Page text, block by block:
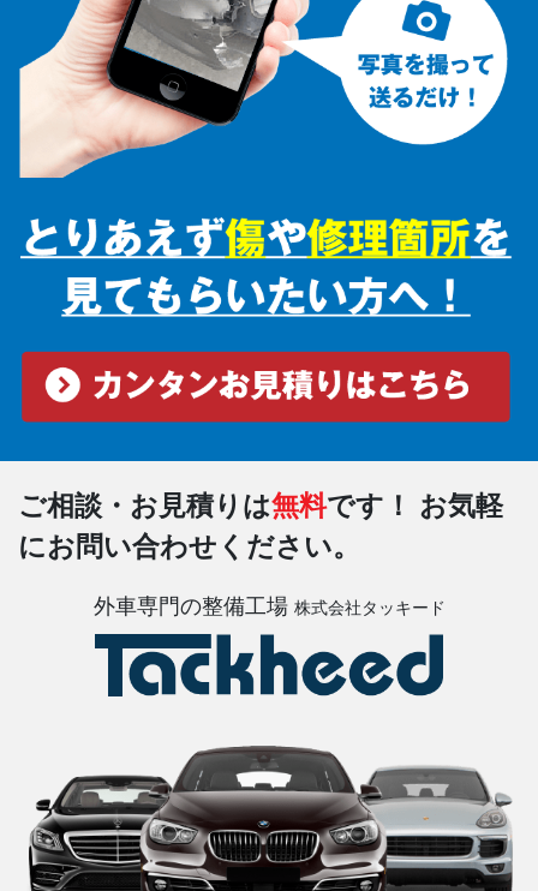
ご相談・お見積りは無料です！
お気軽
にお問い合わせください。
外車専門の整備工場 株式会社タッキード